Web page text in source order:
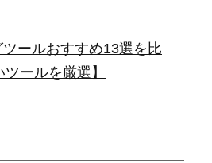
ールおすすめ13選を比
ールを厳選】